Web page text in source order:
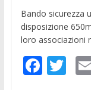
Bando sicurezza
disposizione
loro associazioni
F T